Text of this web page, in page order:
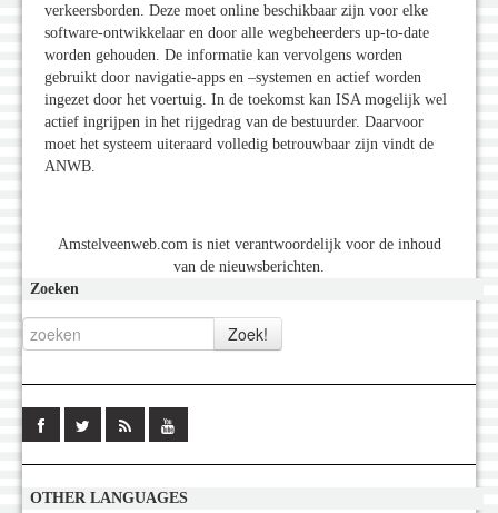
verkeersborden. Deze moet online beschikbaar zijn voor elke
software-ontwikkelaar en door alle wegbeheerders up-to-date
worden gehouden. De informatie kan vervolgens worden
gebruikt door navigatie-apps en –systemen en actief worden
ingezet door het voertuig. In de toekomst kan ISA mogelijk wel
actief ingrijpen in het rijgedrag van de bestuurder. Daarvoor
moet het systeem uiteraard volledig betrouwbaar zijn vindt de
ANWB.
Amstelveenweb.com is niet verantwoordelijk voor de inhoud
van de nieuwsberichten.
Zoeken
OTHER LANGUAGES